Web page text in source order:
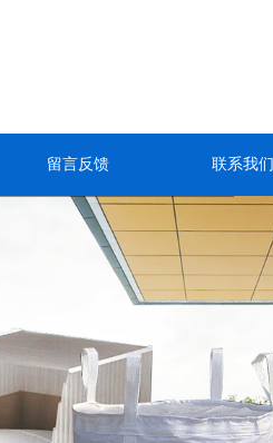
留言反馈 联系我们